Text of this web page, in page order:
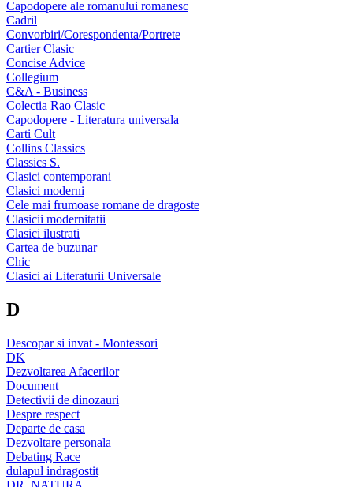
Capodopere ale romanului romanesc
Cadril
Convorbiri/Corespondenta/Portrete
Cartier Clasic
Concise Advice
Collegium
C&A - Business
Colectia Rao Clasic
Capodopere - Literatura universala
Carti Cult
Collins Classics
Classics S.
Clasici contemporani
Clasici moderni
Cele mai frumoase romane de dragoste
Clasicii modernitatii
Clasici ilustrati
Cartea de buzunar
Chic
Clasici ai Literaturii Universale
D
Descopar si invat - Montessori
DK
Dezvoltarea Afacerilor
Document
Detectivii de dinozauri
Despre respect
Departe de casa
Dezvoltare personala
Debating Race
dulapul indragostit